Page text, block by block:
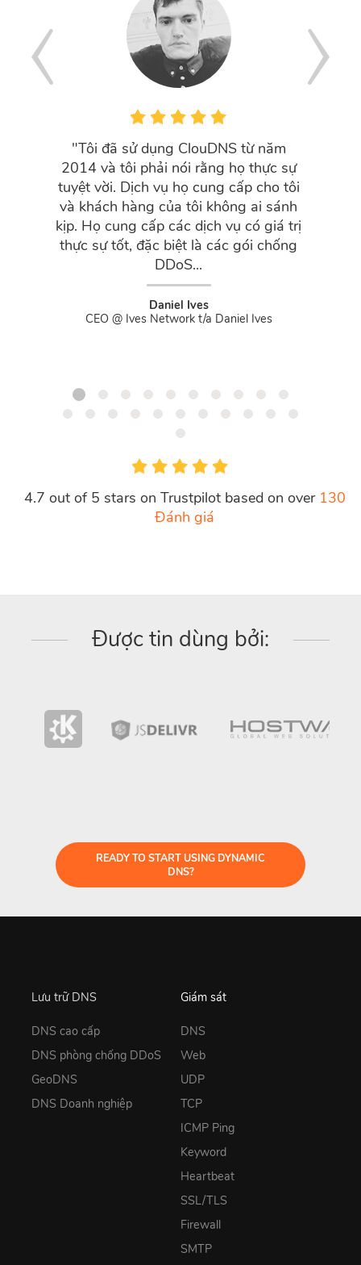
"Tôi đã sử dụng ClouDNS từ năm
2014 và tôi phải nói rằng họ thực sự
tuyệt vời. Dịch vụ họ cung cấp cho tôi
và khách hàng của tôi không ai sánh
kịp. Họ cung cấp các dịch vụ có giá trị
thực sự tốt, đặc biệt là các gói chống
DDoS...
Daniel Ives
CEO @ Ives Network t/a Daniel Ives
4.7 out of 5 stars on Trustpilot based on over 130
Đánh giá
Được tin dùng bởi:
READY TO START USING DYNAMIC
DNS?
Lưu trữ DNS
DNS cao cấp
DNS phòng chống DDoS
GeoDNS
DNS Doanh nghiệp
Giám sát
DNS
Web
UDP
TCP
ICMP Ping
Keyword
Heartbeat
SSL/TLS
Firewall
SMTP